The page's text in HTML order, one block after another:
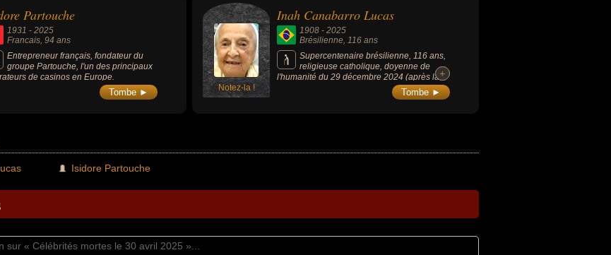
Partouche
1931 - 2025
Francais, 94 ans
Entrepreneur français, fondateur du
groupe Partouche, l'un des principaux
de casinos en Europe.
Tombe ► Notez-la !
Inah Canabarro Lucas
1908 -2025
Brésilienne, 116 ans
Supercentenaire brésilienne, 116 ans,
religieuse catholique, doyenne de
l'humanité du 29 décembre 2024 (après la
mort de Tomiko Itooka) à sa mort le 30 avril
+
+
Tombe ►
Isidore Partouche